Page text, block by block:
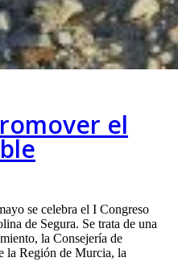
el
se celebra el I Congreso
de Segura. Se trata de una
la Consejería de
la Región de Murcia, la